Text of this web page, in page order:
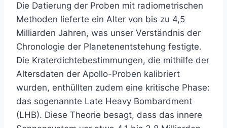
Die Datierung der Proben mit radiometrischen
Methoden lieferte ein Alter von bis zu 4,5
Milliarden Jahren, was unser Verständnis der
Chronologie der Planetenentstehung festigte.
Die Kraterdichtebestimmungen, die mithilfe der
Altersdaten der Apollo-Proben kalibriert
wurden, enthüllten zudem eine kritische Phase:
das sogenannte Late Heavy Bombardment
(LHB). Diese Theorie besagt, dass das innere